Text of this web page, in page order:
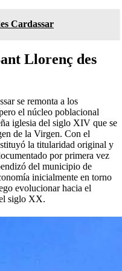
Cardassar
Llorenç des
se remonta a los
el núcleo poblacional
iglesia del siglo XIV que se
de la Virgen. Con el
la titularidad original y
por primera vez
del municipio de
inicialmente en torno
evolucionar hacia el
siglo XX.